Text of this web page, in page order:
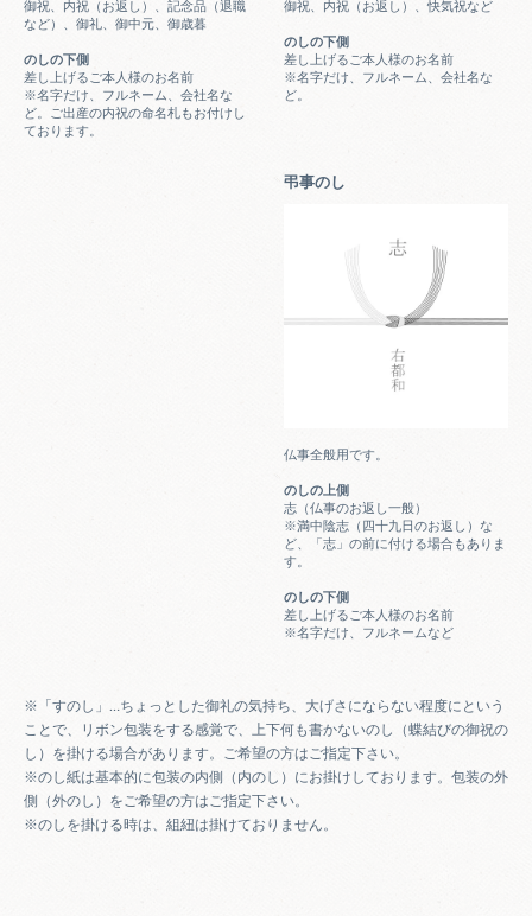
御祝、内祝（お返し）、記念品（退職
など）、御礼、御中元、御歳暮
のしの下側
差し上げるご本人様のお名前
※名字だけ、フルネーム、会社名な
ど。ご出産の内祝の命名札もお付けし
ております。
御祝、内祝（お返し）、快気祝など
のしの下側
差し上げるご本人様のお名前
※名字だけ、フルネーム、会社名な
ど。
弔事のし
仏事全般用です。
のしの上側
志（仏事のお返し一般）
※満中陰志（四十九日のお返し）な
ど、「志」の前に付ける場合もありま
す。
のしの下側
差し上げるご本人様のお名前
※名字だけ、フルネームなど
※「すのし」…ちょっとした御礼の気持ち、大げさにならない程度にという
ことで、リボン包装をする感覚で、上下何も書かないのし（蝶結びの御祝の
し）を掛ける場合があります。ご希望の方はご指定下さい。
※のし紙は基本的に包装の内側（内のし）にお掛けしております。包装の外
側（外のし）をご希望の方はご指定下さい。
※のしを掛ける時は、組紐は掛けておりません。